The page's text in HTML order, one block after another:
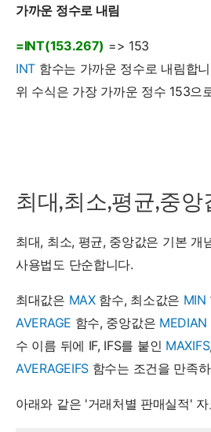
가까운 정수로 내림
=INT(153.267) => 153
INT 함수는 가까운 정수로 내림합
위 수식은 가장 가까운 정수 153으
최대,최소,평균,중앙
최대, 최소, 평균, 중앙값은 기본 개
사용법도 단순합니다.
최대값은 MAX함수, 최소값은 MIN
AVERAGE 함수, 중앙값은 MEDIAN
수 이름 뒤에 IF, IFS를 붙인 MAXIFS,
AVERAGEIFS 함수는 조건을 만족
아래와 같은 '거래처별 판매실적'